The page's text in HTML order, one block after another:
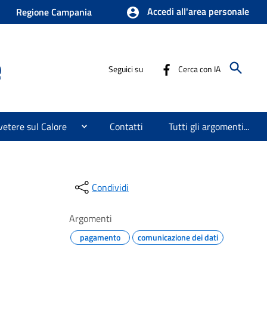
Regione Campania Accedi all'area personale
Seguici su Cerca con IA
sul Calore Contatti Tutti gli argomenti...
Condividi
Argomenti
pagamento comunicazione dei dati